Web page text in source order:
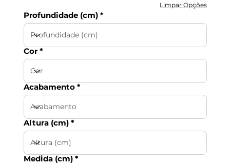
Limpar Opções
Profundidade (cm)
Cor
Acabamento
Altura (cm)
Medida (cm)